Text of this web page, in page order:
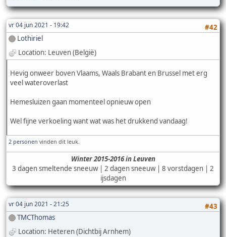
vr 04 jun 2021 - 19:42
#42
Lothiriel
Location: Leuven (België)
Hevig onweer boven Vlaams, Waals Brabant en Brussel met erg
veel wateroverlast
Hemesluizen gaan momenteel opnieuw open
Wel fijne verkoeling want wat was het drukkend vandaag!
2 personen vinden dit leuk.
Winter 2015-2016 in Leuven
3 dagen smeltende sneeuw | 2 dagen sneeuw | 8 vorstdagen | 2
ijsdagen
vr 04 jun 2021 - 21:25
#43
TMCThomas
Location: Heteren (Dichtbij Arnhem)